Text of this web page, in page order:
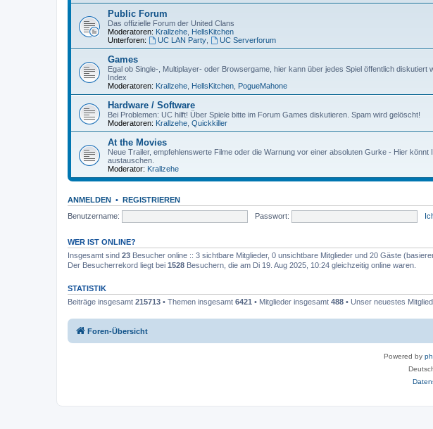
Public Forum
Das offizielle Forum der United Clans
Moderatoren: Krallzehe HellsKitchen
Unterforen:
UC LAN Party, UC Serverforum
Games
Egal ob Single-, Multiplayer- oder Browsergame, hier kann über jedes Spiel öffentlich diskutiert
Index
Moderatoren: Krallzehe HellsKitchen PogueMahone
Hardware / Software
Bei Problemen: UC hilft! Über Spiele bitte im Forum Games diskutieren. Spam wird gelöscht!
Moderatoren: Krallzehe Quickkiller
At the Movies
Neue Trailer, empfehlenswerte Filme oder die Warnung vor einer absoluten Gurke - Hier könnt
austauschen.
Moderator: Krallzehe
ANMELDEN • REGISTRIEREN
Benutzername:
Passwort:
WER IST ONLINE?
Insgesamt sind 23 Besucher online :: 3 sichtbare Mitglieder, 0 unsichtbare Mitglieder und 20 Gäste
Der Besucherrekord liegt bei 1528 Besuchern, die am Di 19. Aug 2025, 10:24 gleichzeitig online waren.
STATISTIK
Beiträge insgesamt 215713 • Themen insgesamt 6421 • Mitglieder insgesamt 488 • Unser neuestes
Foren-Übersicht
Powered by